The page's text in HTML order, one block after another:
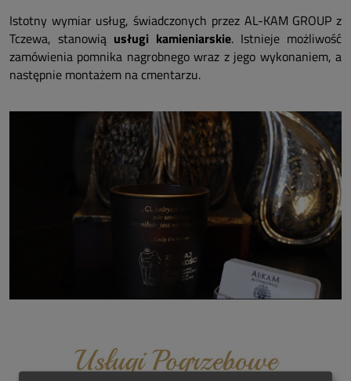
Istotny wymiar usług, świadczonych przez AL-KAM GROUP z
Tczewa, stanowią usługi kamieniarskie. Istnieje możliwość
zamówienia pomnika nagrobnego wraz z jego wykonaniem, a
następnie montażem na cmentarzu.